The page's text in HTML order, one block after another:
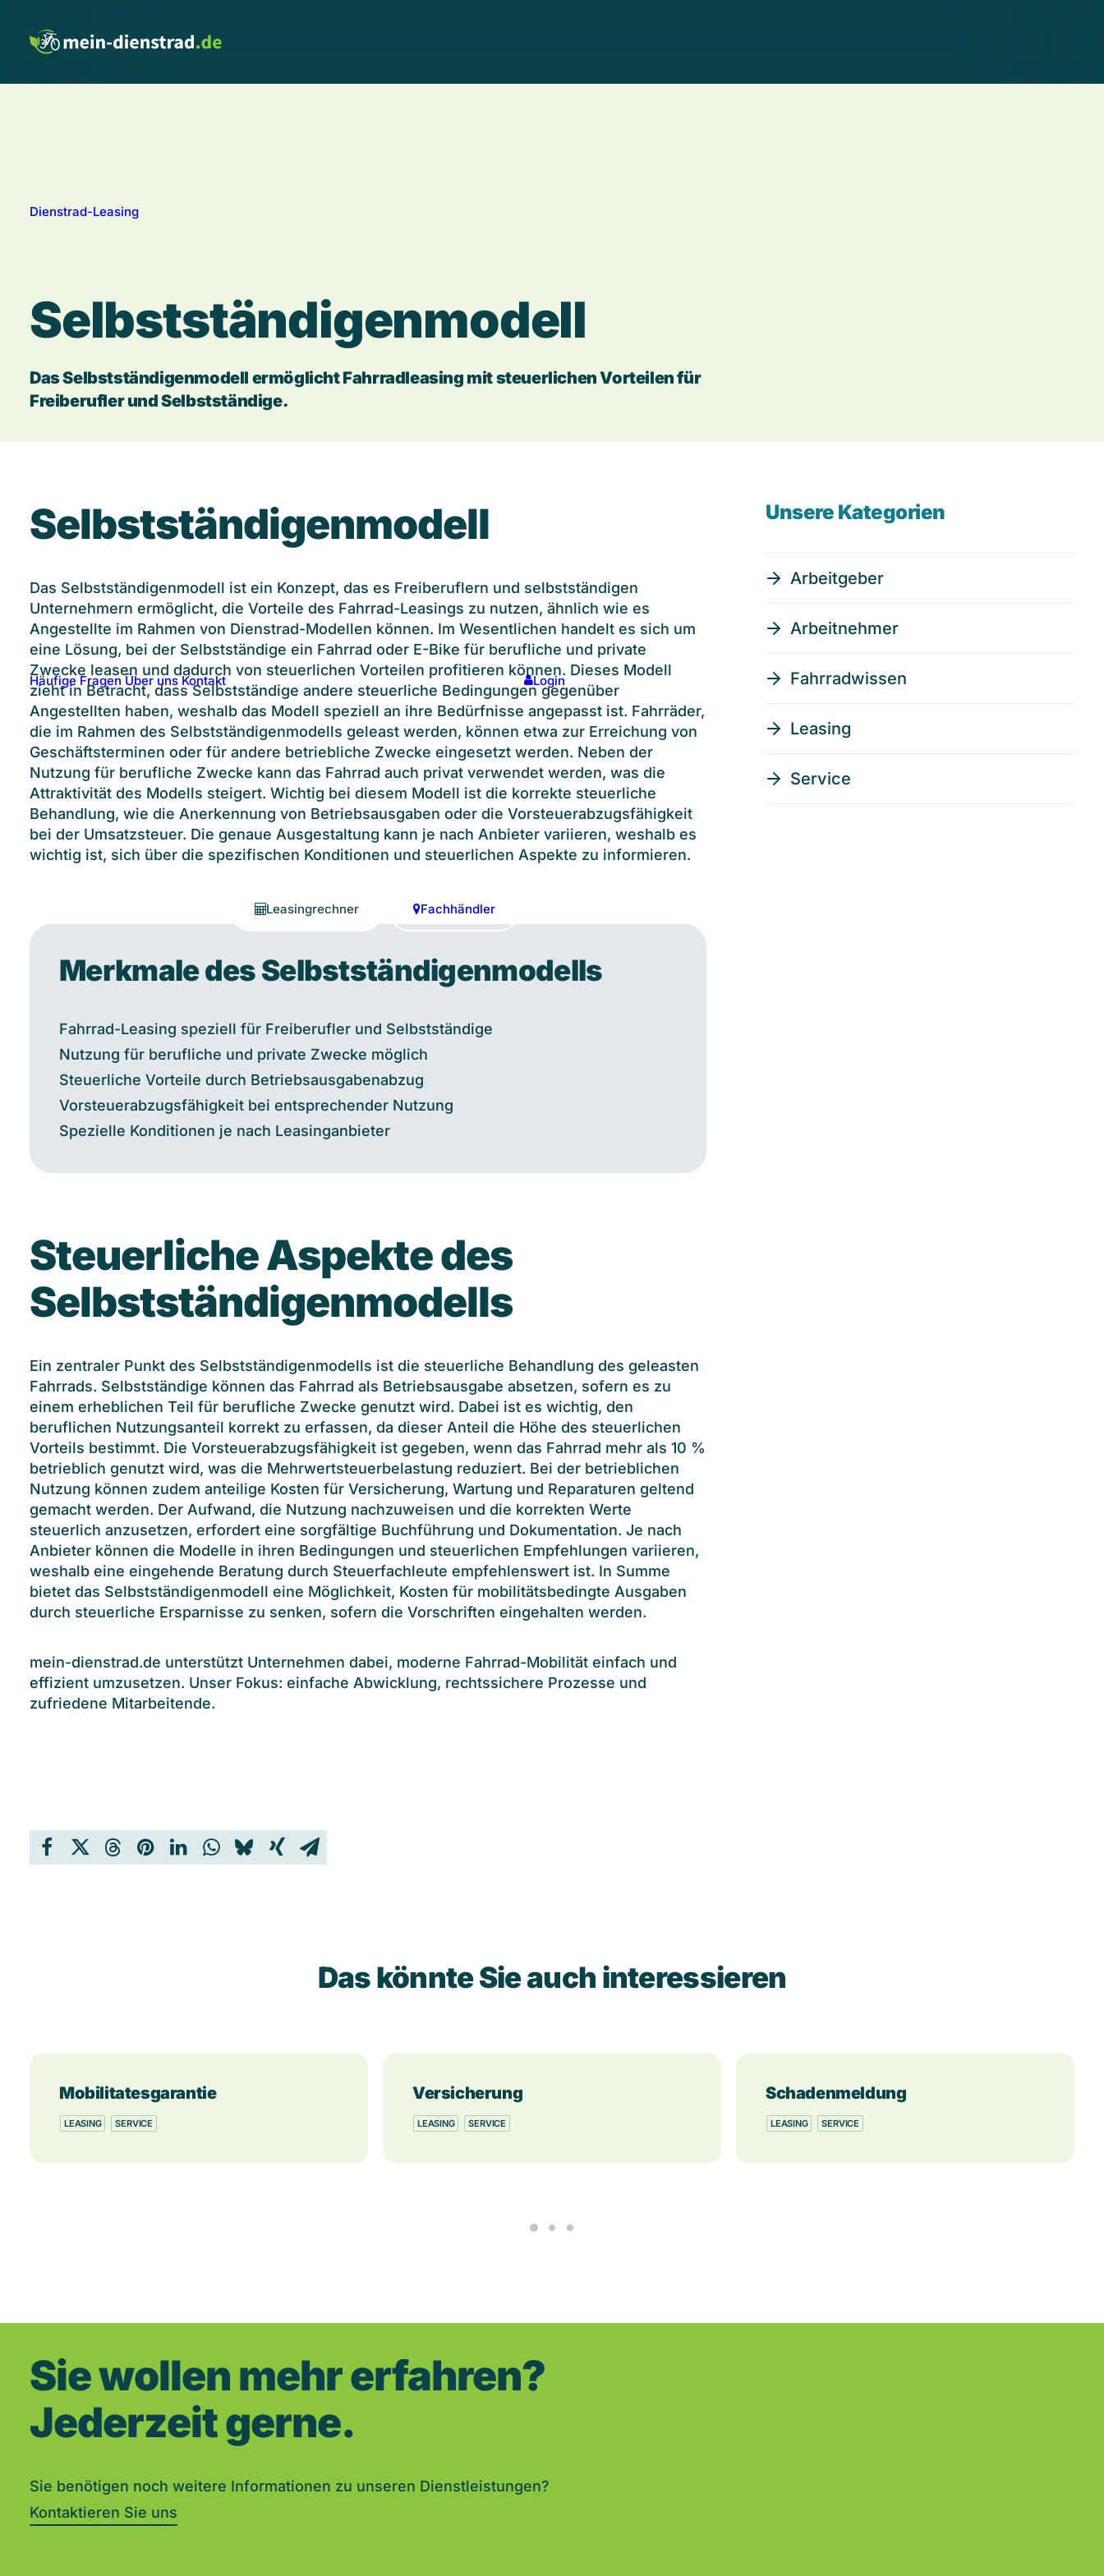
Dienstrad-Leasing
Öffentlicher Dienst
Häufige Fragen Über uns Kontakt
Leasingrechner Fachhändler
Login
Selbstständigenmodell
Das Selbstständigenmodell ermöglicht Fahrradleasing mit steuerlichen Vorteilen für
Freiberufler und Selbstständige.
Selbstständigenmodell
Das Selbstständigenmodell ist ein Konzept, das es Freiberuflern und selbstständigen
Unternehmern ermöglicht, die Vorteile des Fahrrad-Leasings zu nutzen, ähnlich wie es
Angestellte im Rahmen von Dienstrad-Modellen können. Im Wesentlichen handelt es sich um
eine Lösung, bei der Selbstständige ein Fahrrad oder E-Bike für berufliche und private
Zwecke leasen und dadurch von steuerlichen Vorteilen profitieren können. Dieses Modell
zieht in Betracht, dass Selbstständige andere steuerliche Bedingungen gegenüber
Angestellten haben, weshalb das Modell speziell an ihre Bedürfnisse angepasst ist. Fahrräder,
die im Rahmen des Selbstständigenmodells geleast werden, können etwa zur Erreichung von
Geschäftsterminen oder für andere betriebliche Zwecke eingesetzt werden. Neben der
Nutzung für berufliche Zwecke kann das Fahrrad auch privat verwendet werden, was die
Attraktivität des Modells steigert. Wichtig bei diesem Modell ist die korrekte steuerliche
Behandlung, wie die Anerkennung von Betriebsausgaben oder die Vorsteuerabzugsfähigkeit
bei der Umsatzsteuer. Die genaue Ausgestaltung kann je nach Anbieter variieren, weshalb es
wichtig ist, sich über die spezifischen Konditionen und steuerlichen Aspekte zu informieren.
Merkmale des Selbstständigenmodells
Fahrrad-Leasing speziell für Freiberufler und Selbstständige
Nutzung für berufliche und private Zwecke möglich
Steuerliche Vorteile durch Betriebsausgabenabzug
Vorsteuerabzugsfähigkeit bei entsprechender Nutzung
Spezielle Konditionen je nach Leasinganbieter
Steuerliche Aspekte des
Selbstständigenmodells
Ein zentraler Punkt des Selbstständigenmodells ist die steuerliche Behandlung des geleasten
Fahrrads. Selbstständige können das Fahrrad als Betriebsausgabe absetzen, sofern es zu
einem erheblichen Teil für berufliche Zwecke genutzt wird. Dabei ist es wichtig, den
beruflichen Nutzungsanteil korrekt zu erfassen, da dieser Anteil die Höhe des steuerlichen
Vorteils bestimmt. Die Vorsteuerabzugsfähigkeit ist gegeben, wenn das Fahrrad mehr als 10 %
betrieblich genutzt wird, was die Mehrwertsteuerbelastung reduziert. Bei der betrieblichen
Nutzung können zudem anteilige Kosten für Versicherung, Wartung und Reparaturen geltend
gemacht werden. Der Aufwand, die Nutzung nachzuweisen und die korrekten Werte
steuerlich anzusetzen, erfordert eine sorgfältige Buchführung und Dokumentation. Je nach
Anbieter können die Modelle in ihren Bedingungen und steuerlichen Empfehlungen variieren,
weshalb eine eingehende Beratung durch Steuerfachleute empfehlenswert ist. In Summe
bietet das Selbstständigenmodell eine Möglichkeit, Kosten für mobilitätsbedingte Ausgaben
durch steuerliche Ersparnisse zu senken, sofern die Vorschriften eingehalten werden.
mein-dienstrad.de unterstützt Unternehmen dabei, moderne Fahrrad-Mobilität einfach und
effizient umzusetzen. Unser Fokus: einfache Abwicklung, rechtssichere Prozesse und
zufriedene Mitarbeitende.
Unsere Kategorien
Arbeitgeber
Arbeitnehmer
Fahrradwissen
Leasing
Service
Das könnte Sie auch interessieren
Mobilitatesgarantie
LEASING SERVICE
Versicherung
LEASING SERVICE
Schadenmeldung
LEASING SERVICE
Sie wollen mehr erfahren?
Jederzeit gerne.
Sie benötigen noch weitere Informationen zu unseren Dienstleistungen?
Kontaktieren Sie uns